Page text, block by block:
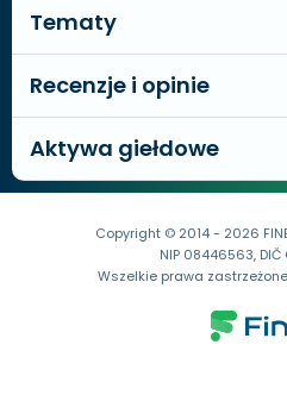
Tematy
Recenzje i opinie
Aktywa giełdowe
Copyright © 2014 - 2026
NIP 08446563,
Wszelkie prawa